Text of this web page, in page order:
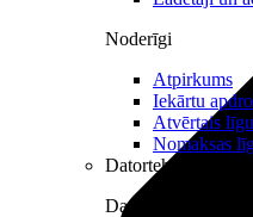
Noderīgi
Atpirkums
Iekārtu
Atvērtais
Nomaksas
Datortehnika
Datori un Monitori